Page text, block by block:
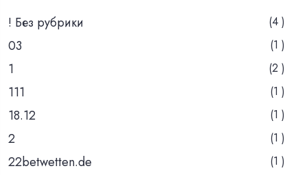
! Без рубрики (4 )
03 (1 )
1 (2 )
111 (1 )
18.12 (1 )
2 (1 )
22betwetten.de (1 )